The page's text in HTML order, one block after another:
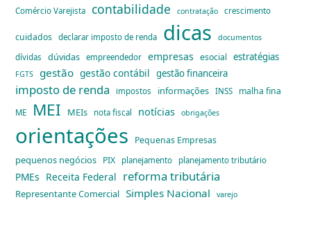
Comércio Varejista
contabilidade contratação crescimento
cuidados declarar imposto de renda dicas documentos
dívidas dúvidas empreendedor empresas esocial estratégias
FGTS gestão gestão contábil gestão financeira
imposto de renda impostos informações INSS malha fina
ME MEI MEIs nota fiscal notícias obrigações
orientações Pequenas Empresas
pequenos negócios PIX planejamento planejamento tributário
PMEs Receita Federal reforma tributária
Representante Comercial Simples Nacional varejo